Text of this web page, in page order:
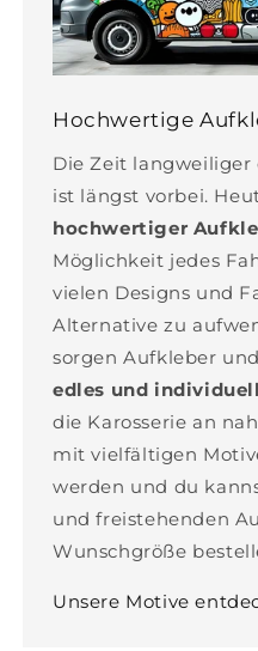
Hochwertige
Die Zeit
ist längst vorbei.
hochwertiger
Möglichkeit jedes
vielen Designs und
Alternative zu
sorgen Aufkleber
edles und
die Karosserie an
mit vielfältigen
werden und du
und freistehenden
Wunschgröße
Unsere Motive